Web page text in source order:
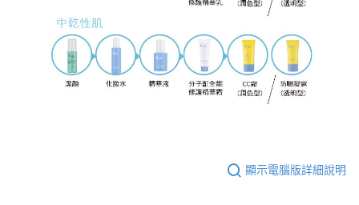
顯示電腦版詳細說明